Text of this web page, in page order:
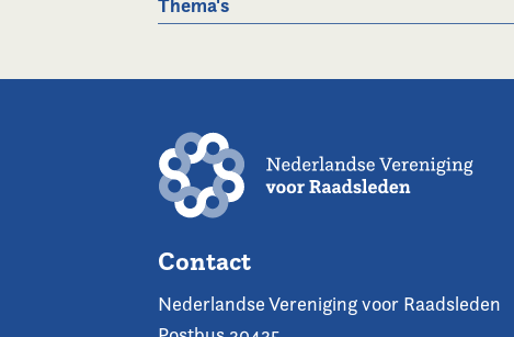
Contact
Nederlandse Vereniging voor Raadsleden